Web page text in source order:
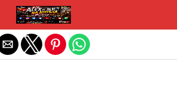
Sair da versão mobile